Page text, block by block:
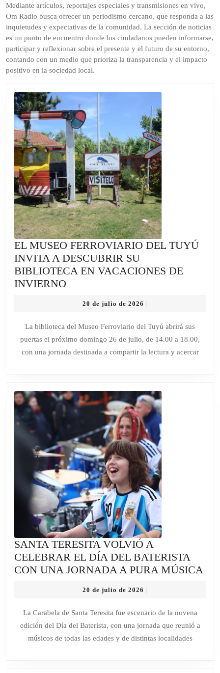
Mediante artículos, reportajes especiales y transmisiones en vivo,
Om Radio busca ofrecer un periodismo cercano, que responda a las
inquietudes y expectativas de la comunidad. La sección de noticias
es un punto de encuentro donde los ciudadanos pueden informarse,
participar y reflexionar sobre el presente y el futuro de su entorno,
contando con un medio que prioriza la transparencia y el impacto
positivo en la sociedad local.
EL MUSEO FERROVIARIO DEL TUYÚ
INVITA A DESCUBRIR SU
BIBLIOTECA EN VACACIONES DE
INVIERNO
FERROVIARIO
DEL
TUYÚ
INVITA
BIBLIOTECA
EN
VACACIONES
DE
INVIERNO
20 de julio de 2026
de
2026
La biblioteca del Museo Ferroviario del Tuyú abrirá sus
puertas el próximo domingo 26 de julio, de 14.00 a 18.00,
con una jornada destinada a compartir la lectura y acercar
SANTA TERESITA VOLVIÓ A
CELEBRAR EL DÍA DEL BATERISTA
CON UNA JORNADA A PURA MÚSICA
20 de julio de 2026
de
2026
La Carabela de Santa Teresita fue escenario de la novena
edición del Día del Baterista, con una jornada que reunió a
músicos de todas las edades y de distintas localidades